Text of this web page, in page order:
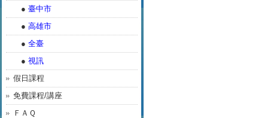
● 臺中市
● 高雄市
● 全臺
● 視訊
假日課程
免費課程/講座
ＦＡＱ